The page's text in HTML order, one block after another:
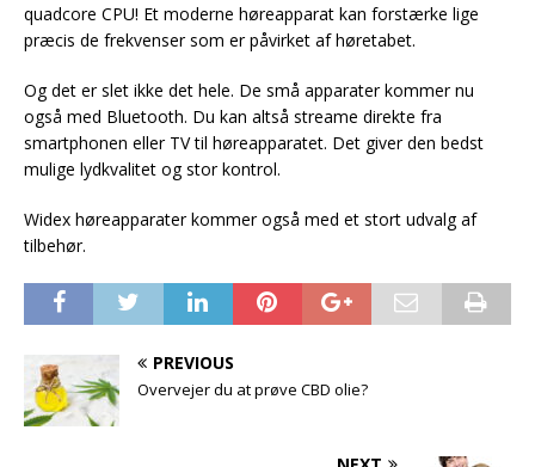
quadcore CPU! Et moderne høreapparat kan forstærke lige
præcis de frekvenser som er påvirket af høretabet.
Og det er slet ikke det hele. De små apparater kommer nu
også med Bluetooth. Du kan altså streame direkte fra
smartphonen eller TV til høreapparatet. Det giver den bedst
mulige lydkvalitet og stor kontrol.
Widex høreapparater kommer også med et stort udvalg af
tilbehør.
PREVIOUS
Overvejer du at prøve CBD olie?